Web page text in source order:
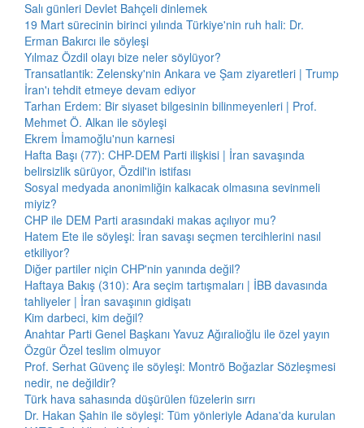
Salı günleri Devlet Bahçeli dinlemek
19 Mart sürecinin birinci yılında Türkiye'nin ruh hali: Dr.
Erman Bakırcı ile söyleşi
Yılmaz Özdil olayı bize neler söylüyor?
Transatlantik: Zelensky'nin Ankara ve Şam ziyaretleri | Trump
İran'ı tehdit etmeye devam ediyor
Tarhan Erdem: Bir siyaset bilgesinin bilinmeyenleri | Prof.
Mehmet Ö. Alkan ile söyleşi
Ekrem İmamoğlu'nun karnesi
Hafta Başı (77): CHP-DEM Parti ilişkisi | İran savaşında
belirsizlik sürüyor, Özdil'in istifası
Sosyal medyada anonimliğin kalkacak olmasına sevinmeli
miyiz?
CHP ile DEM Parti arasındaki makas açılıyor mu?
Hatem Ete ile söyleşi: İran savaşı seçmen tercihlerini nasıl
etkiliyor?
Diğer partiler niçin CHP'nin yanında değil?
Haftaya Bakış (310): Ara seçim tartışmaları | İBB davasında
tahliyeler | İran savaşının gidişatı
Kim darbeci, kim değil?
Anahtar Parti Genel Başkanı Yavuz Ağıralioğlu ile özel yayın
Özgür Özel teslim olmuyor
Prof. Serhat Güvenç ile söyleşi: Montrö Boğazlar Sözleşmesi
nedir, ne değildir?
Türk hava sahasında düşürülen füzelerin sırrı
Dr. Hakan Şahin ile söyleşi: Tüm yönleriyle Adana'da kurulan